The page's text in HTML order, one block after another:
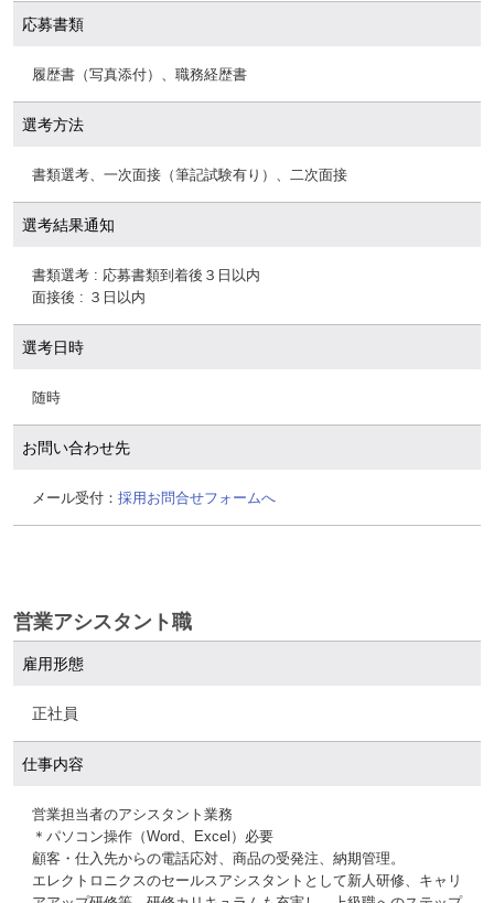
応募書類
履歴書（写真添付）、職務経歴書
選考方法
書類選考、一次面接（筆記試験有り）、二次面接
選考結果通知
書類選考 : 応募書類到着後３日以内
面接後 : ３日以内
選考日時
随時
お問い合わせ先
メール受付： 採用お問合せフォームへ
営業アシスタント職
雇用形態
正社員
仕事内容
営業担当者のアシスタント業務
＊パソコン操作（Word、Excel）必要
顧客・仕入先からの電話応対、商品の受発注、納期管理。
エレクトロニクスのセールスアシスタントとして新人研修、キャリ